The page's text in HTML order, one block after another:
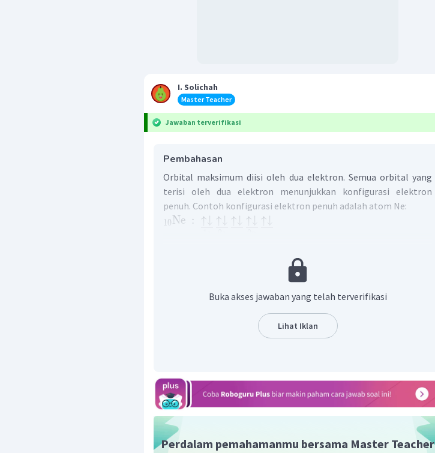
I. Solichah
Master Teacher
Jawaban terverifikasi
Pembahasan
Orbital maksimum diisi oleh dua elektron. Semua orbital yang
terisi oleh dua elektron menunjukkan konfigurasi elektron
penuh. Contoh konfigurasi elektron penuh adalah atom Ne:
10Ne : ↑↓ ↑↓ ↑↓ ↑↓ ↑↓
Jadi, konfigurasi penuh jika seluruh kotak orbital diisi 2
Buka akses jawaban yang telah terverifikasi
Lihat Iklan
Perdalam pemahamanmu bersama Master Teacher